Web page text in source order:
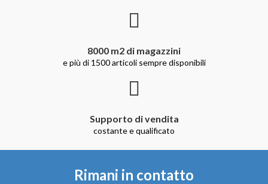
8000 m2 di magazzini
e più di 1500 articoli sempre disponibili
Supporto di vendita
costante e qualificato
Rimani in contatto